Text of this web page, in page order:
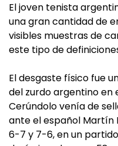
El joven tenista
una gran cantidad de
visibles muestras de
este tipo de
El desgaste físico fue
del zurdo argentino en
Cerúndolo venía de
ante el español Martín
6-7 y 7-6, en un